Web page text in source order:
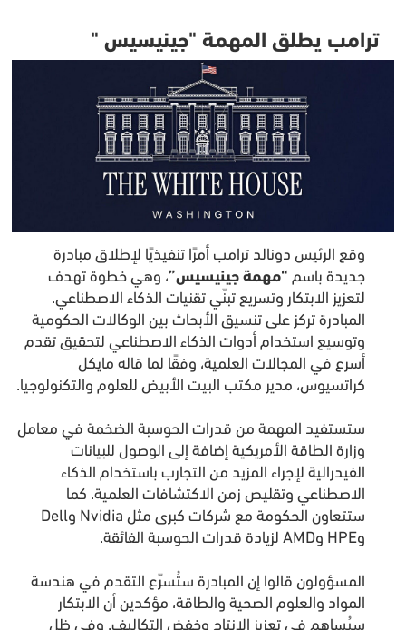
ترامب يطلق المهمة "جينيسيس "
وقع الرئيس دونالد ترامب أمرًا تنفيذيًا لإطلاق مبادرة
جديدة باسم “مهمة جينيسيس”، وهي خطوة تهدف
لتعزيز الابتكار وتسريع تبنّي تقنيات الذكاء الاصطناعي.
المبادرة تركز على تنسيق الأبحاث بين الوكالات الحكومية
وتوسيع استخدام أدوات الذكاء الاصطناعي لتحقيق تقدم
أسرع في المجالات العلمية، وفقًا لما قاله مايكل
كراتسيوس، مدير مكتب البيت الأبيض للعلوم والتكنولوجيا.
ستستفيد المهمة من قدرات الحوسبة الضخمة في معامل
وزارة الطاقة الأمريكية إضافة إلى الوصول للبيانات
الفيدرالية لإجراء المزيد من التجارب باستخدام الذكاء
الاصطناعي وتقليص زمن الاكتشافات العلمية. كما
ستتعاون الحكومة مع شركات كبرى مثل Nvidia وDell
وHPE وAMD لزيادة قدرات الحوسبة الفائقة.
المسؤولون قالوا إن المبادرة ستُسرّع التقدم في هندسة
المواد والعلوم الصحية والطاقة، مؤكدين أن الابتكار
سيُساهم في تعزيز الإنتاج وخفض التكاليف. وفي ظل